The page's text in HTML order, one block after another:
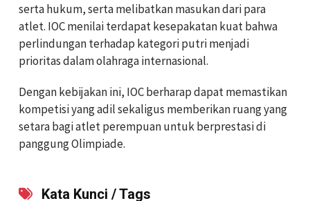
serta hukum, serta melibatkan masukan dari para
atlet. IOC menilai terdapat kesepakatan kuat bahwa
perlindungan terhadap kategori putri menjadi
prioritas dalam olahraga internasional.
Dengan kebijakan ini, IOC berharap dapat memastikan
kompetisi yang adil sekaligus memberikan ruang yang
setara bagi atlet perempuan untuk berprestasi di
panggung Olimpiade.
Kata Kunci / Tags